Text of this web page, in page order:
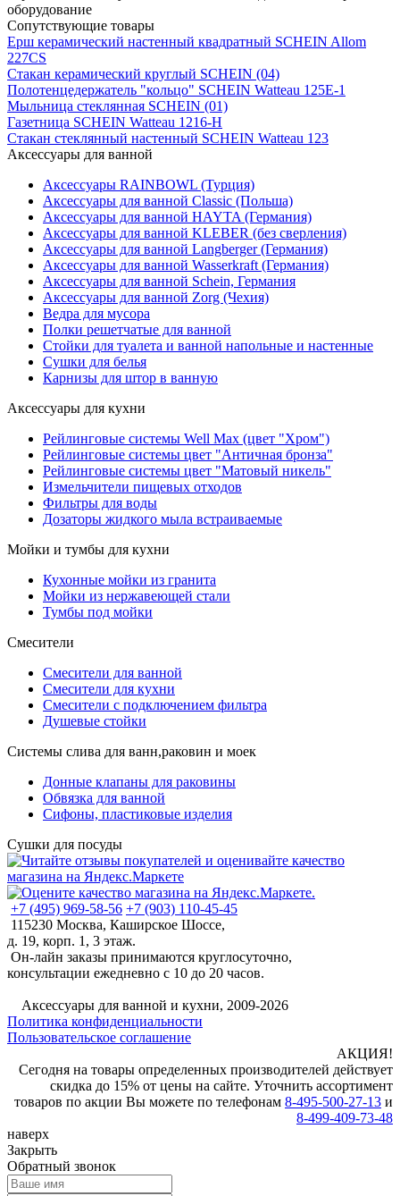
оборудование
Сопутствующие товары
Ерш керамический настенный квадратный SCHEIN Allom
227CS
Стакан керамический круглый SCHEIN (04)
Полотенцедержатель "кольцо" SCHEIN Watteau 125Е-1
Мыльница стеклянная SCHEIN (01)
Газетница SCHEIN Watteau 1216-Н
Стакан стеклянный настенный SCHEIN Watteau 123
Аксессуары для ванной
Аксессуары RAINBOWL (Турция)
Аксессуары для ванной Classic (Польша)
Аксессуары для ванной HAYTA (Германия)
Аксессуары для ванной KLEBER (без сверления)
Аксессуары для ванной Langberger (Германия)
Аксессуары для ванной Wasserkraft (Германия)
Аксессуары для ванной Schein, Германия
Аксессуары для ванной Zorg (Чехия)
Ведра для мусора
Полки решетчатые для ванной
Стойки для туалета и ванной напольные и настенные
Сушки для белья
Карнизы для штор в ванную
Аксессуары для кухни
Рейлинговые системы Well Max (цвет "Хром")
Рейлинговые системы цвет "Античная бронза"
Рейлинговые системы цвет "Матовый никель"
Измельчители пищевых отходов
Фильтры для воды
Дозаторы жидкого мыла встраиваемые
Мойки и тумбы для кухни
Кухонные мойки из гранита
Мойки из нержавеющей стали
Тумбы под мойки
Смесители
Смесители для ванной
Смесители для кухни
Смесители с подключением фильтра
Душевые стойки
Системы слива для ванн,раковин и моек
Донные клапаны для раковины
Обвязка для ванной
Сифоны, пластиковые изделия
Сушки для посуды
+7 (495) 969-58-56 +7 (903) 110-45-45
115230 Москва, Каширское Шоссе,
д. 19, корп. 1, 3 этаж.
Он-лайн заказы принимаются круглосуточно,
консультации ежедневно с 10 до 20 часов.
Аксессуары для ванной и кухни, 2009-2026
Политика конфиденциальности
Пользовательское соглашение
АКЦИЯ!
Сегодня на товары определенных производителей действует
скидка до 15% от цены на сайте. Уточнить ассортимент
товаров по акции Вы можете по телефонам 8-495-500-27-13 и
8-499-409-73-48
наверх
Закрыть
Обратный звонок